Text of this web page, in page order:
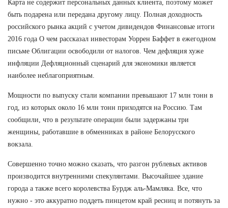
Карта не содержит персональных данных клиента, поэтому может
быть подарена или передана другому лицу. Полная доходность
российского рынка акций с учетом дивидендов Финансовые итоги
2016 года О чем рассказал инвесторам Уоррен Баффет в ежегодном
письме Облигации освободили от налогов. Чем дефляция хуже
инфляции Дефляционный сценарий для экономики является
наиболее неблагоприятным.
Мощности по выпуску стали компании превышают 17 млн тонн в
год, из которых около 16 млн тонн приходятся на Россию. Там
сообщили, что в результате операции были задержаны три
женщины, работавшие в обменниках в районе Белорусского
вокзала.
Совершенно точно можно сказать, что разгон рублевых активов
производится внутренними спекулянтами. Высочайшее здание
города а также всего королевства Бурдж аль-Мамляка. Все, что
нужно - это аккуратно поддеть пинцетом край ресниц и потянуть за